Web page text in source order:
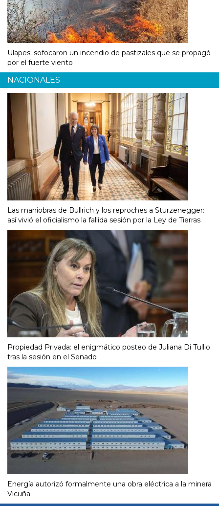
Ulapes: sofocaron un incendio de pastizales que se propagó
por el fuerte viento
NACIONALES
Las maniobras de Bullrich y los reproches a Sturzenegger:
así vivió el oficialismo la fallida sesión por la Ley de Tierras
Propiedad Privada: el enigmático posteo de Juliana Di Tullio
tras la sesión en el Senado
Energía autorizó formalmente una obra eléctrica a la minera
Vicuña